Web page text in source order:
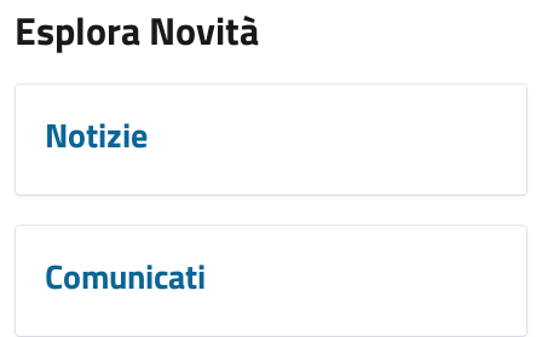
Esplora Novità
Notizie
Comunicati